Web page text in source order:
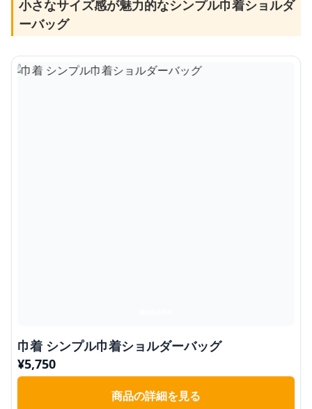
小さなサイズ感が魅力的なシンプル巾着ショルダ
ーバッグ
巾着 シンプル巾着ショルダーバッグ
¥5,750
商品の詳細を見る